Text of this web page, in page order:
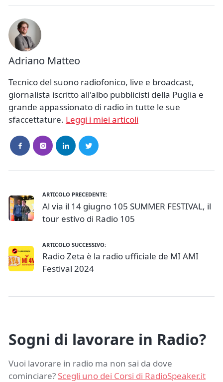
Adriano Matteo
Tecnico del suono radiofonico, live e broadcast,
giornalista iscritto all'albo pubblicisti della Puglia e
grande appassionato di radio in tutte le sue
sfaccettature. Leggi i miei articoli
ARTICOLO PRECEDENTE:
Al via il 14 giugno 105 SUMMER FESTIVAL, il
tour estivo di Radio 105
ARTICOLO SUCCESSIVO:
Radio Zeta è la radio ufficiale de MI AMI
Festival 2024
Sogni di lavorare in Radio?
Vuoi lavorare in radio ma non sai da dove
cominciare? Scegli uno dei Corsi di RadioSpeaker.it